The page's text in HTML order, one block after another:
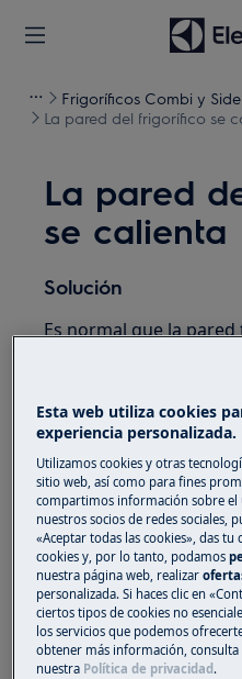
Frigoríficos Combi y
La pared del frigorífico se
La pared
se calienta
Solución
Es normal que la
laterales que rodean
resistencia de
Mientras no haya
quemaduras y la
normal, no hay motivo
¿Le ha
Repuestos y
Esta web utiliza cookies
experiencia personalizada.
Utilizamos cookies y otras
sitio web, así como para fines
compartimos información sobre el
nuestros socios de redes sociales,
«Aceptar todas las cookies», das
cookies y, por lo tanto, podamos
nuestra página web, realizar
personalizada. Si haces clic en
ciertos tipos de cookies no
los servicios que podemos
obtener más información,
nuestra Política de privacidad .